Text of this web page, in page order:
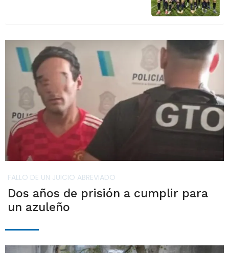
FALLO DE UN JUICIO ABREVIADO
Dos años de prisión a cumplir para
un azuleño